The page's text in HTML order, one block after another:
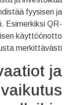
fyysisen ja
Esimerkiksi QR-
käyttöönotto
merkittävästi.
ja